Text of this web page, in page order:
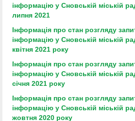
інформацію у Сновській міській
липня 2021
Інформація про стан розгляду
інформацію у Сновській міській
квітня 2021 року
Інформація про стан розгляду
інформацію у Сновській міській
січня 2021 року
Інформація про стан розгляду
інформацію у Сновській міській
жовтня 2020 року